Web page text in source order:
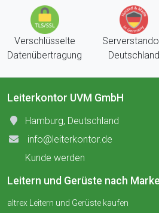
Verschlüsselte
Datenübertragung
Deutschland
Leiterkontor UVM GmbH
Hamburg, Deutschland
info@leiterkontor.de
Kunde werden
Leitern und Gerüste nach Marke
altrex Leitern und Gerüste kaufen